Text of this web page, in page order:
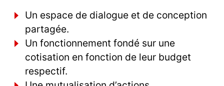
Un espace de dialogue et de conception
partagée.
Un fonctionnement fondé sur une
cotisation en fonction de leur budget
respectif.